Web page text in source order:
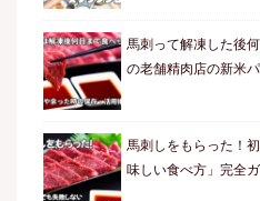
馬刺って解凍した後
の老舗精肉店の新米
馬刺しをもらった！
味しい食べ方」完全